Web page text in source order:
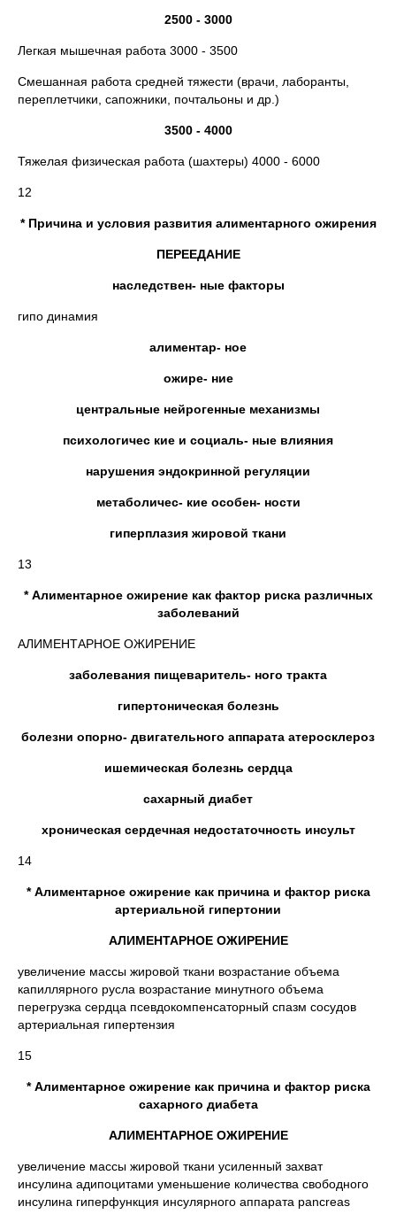
2500 - 3000
Легкая мышечная работа 3000 - 3500
Смешанная работа средней тяжести (врачи, лаборанты,
переплетчики, сапожники, почтальоны и др.)
3500 - 4000
Тяжелая физическая работа (шахтеры) 4000 - 6000
12
* Причина и условия развития алиментарного ожирения
ПЕРЕЕДАНИЕ
наследствен- ные факторы
гипо динамия
алиментар- ное
ожире- ние
центральные нейрогенные механизмы
психологичес кие и социаль- ные влияния
нарушения эндокринной регуляции
метаболичес- кие особен- ности
гиперплазия жировой ткани
13
* Алиментарное ожирение как фактор риска различных
заболеваний
АЛИМЕНТАРНОЕ ОЖИРЕНИЕ
заболевания пищеваритель- ного тракта
гипертоническая болезнь
болезни опорно- двигательного аппарата атеросклероз
ишемическая болезнь сердца
сахарный диабет
хроническая сердечная недостаточность инсульт
14
* Алиментарное ожирение как причина и фактор риска
артериальной гипертонии
АЛИМЕНТАРНОЕ ОЖИРЕНИЕ
увеличение массы жировой ткани возрастание объема
капиллярного русла возрастание минутного объема
перегрузка сердца псевдокомпенсаторный спазм сосудов
артериальная гипертензия
15
* Алиментарное ожирение как причина и фактор риска
сахарного диабета
АЛИМЕНТАРНОЕ ОЖИРЕНИЕ
увеличение массы жировой ткани усиленный захват
инсулина адипоцитами уменьшение количества свободного
инсулина гиперфункция инсулярного аппарата pancreas